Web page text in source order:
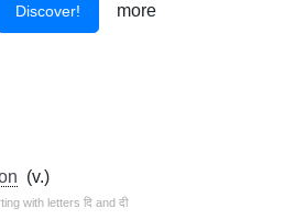
Discover! more
(v.)
with letters दि and दी